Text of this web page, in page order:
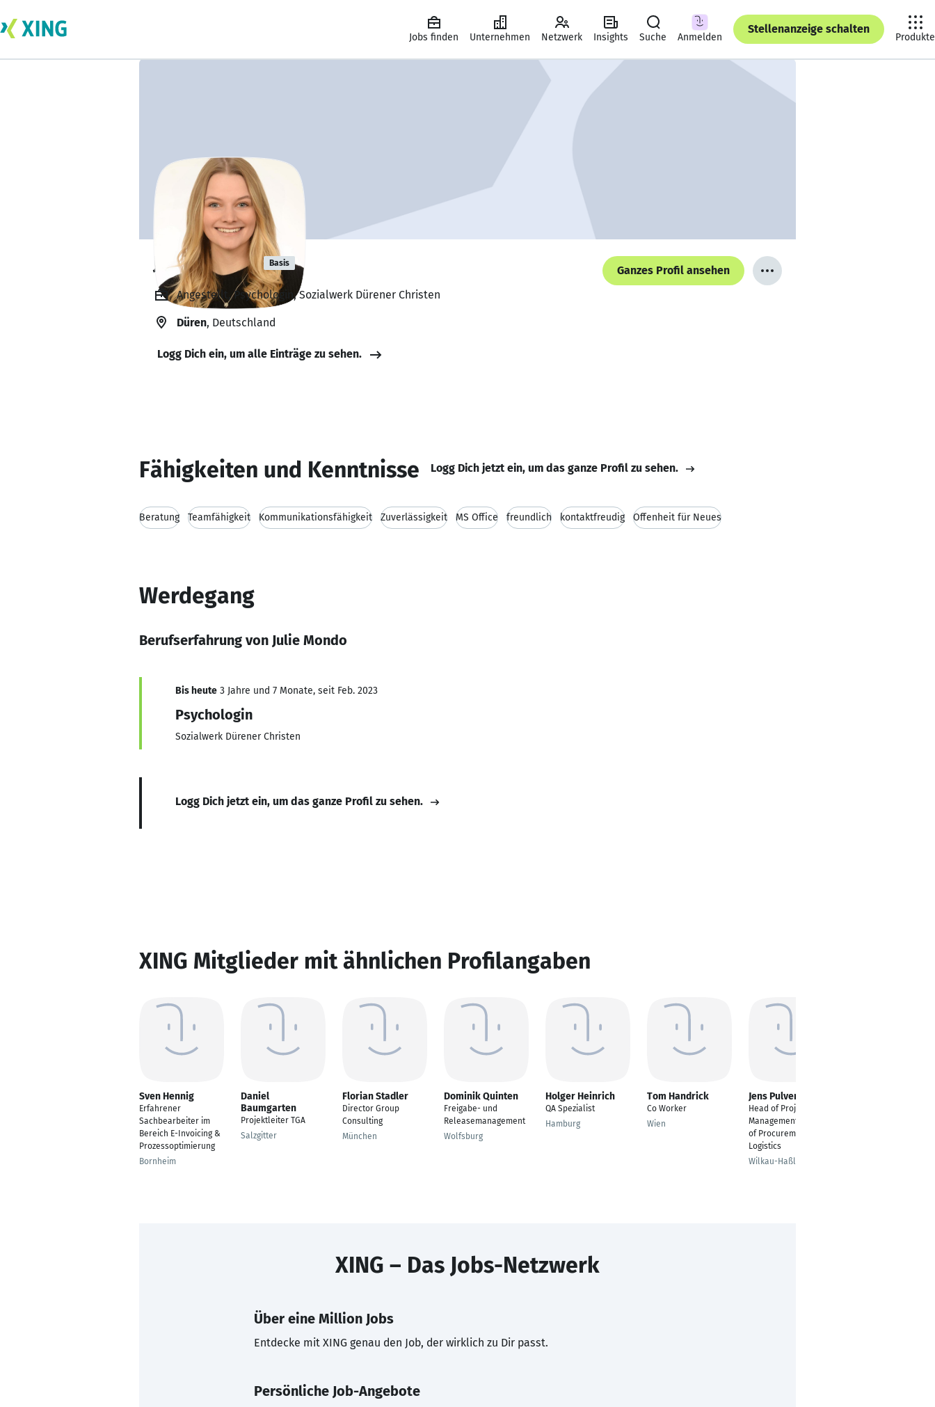
Jobs finden Unternehmen Netzwerk Insights Suche Anmelden
Stellenanzeige schalten
Produkte
Julie Mondo Basis
Ganzes Profil ansehen
Angestellt, Psychologin, Sozialwerk Dürener Christen
Düren, Deutschland
Logg Dich ein, um alle Einträge zu sehen.
Fähigkeiten und Kenntnisse Logg Dich jetzt ein, um das ganze Profil zu sehen.
Beratung Teamfähigkeit Kommunikationsfähigkeit Zuverlässigkeit MS Office freundlich kontaktfreudig Offenheit für Neues
Werdegang
Berufserfahrung von Julie Mondo
Bis heute 3 Jahre und 7 Monate, seit Feb. 2023
Psychologin
Sozialwerk Dürener Christen
Logg Dich jetzt ein, um das ganze Profil zu sehen.
XING Mitglieder mit ähnlichen Profilangaben
Sven Hennig
Erfahrener
Sachbearbeiter im
Bereich E-Invoicing &
Prozessoptimierung
Bornheim
Daniel
Baumgarten
Projektleiter TGA
Salzgitter
Florian Stadler
Director Group
Consulting
München
Dominik Quinten
Freigabe- und
Releasemanagement
Wolfsburg
Holger Heinrich
QA Spezialist
Hamburg
Tom Handrick
Co Worker
Wien
Jens Pulvermüller
Head of Project
Management & Head
of Procurement and
Logistics
Wilkau-Haßlau
XING – Das Jobs-Netzwerk
Über eine Million Jobs
Entdecke mit XING genau den Job, der wirklich zu Dir passt.
Persönliche Job-Angebote